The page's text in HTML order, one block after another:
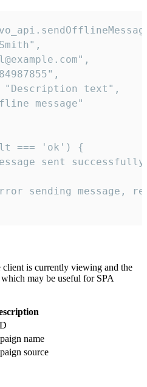
text",
message"
=== 'ok') {
sent
sending message,
client is currently viewing and the
may be useful for SPA
name
source